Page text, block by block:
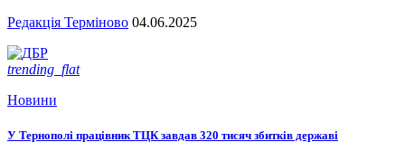
Редакція Терміново 04.06.2025
trending_flat
Новини
У Тернополі працівник ТЦК завдав 320 тисяч збитків державі